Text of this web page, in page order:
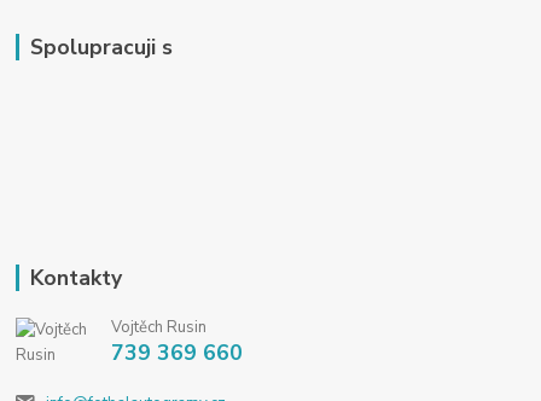
Spolupracuji s
Kontakty
Vojtěch Rusin
739 369 660